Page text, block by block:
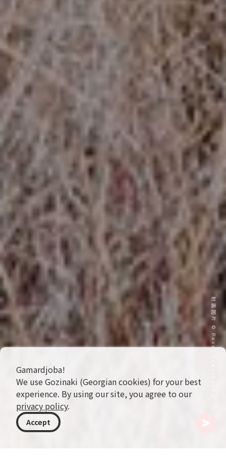
封面图片 © Pavel Ageychenko
Gamardjoba!
We use Gozinaki (Georgian cookies) for your best
experience. By using our site, you agree to our
privacy policy.
Accept